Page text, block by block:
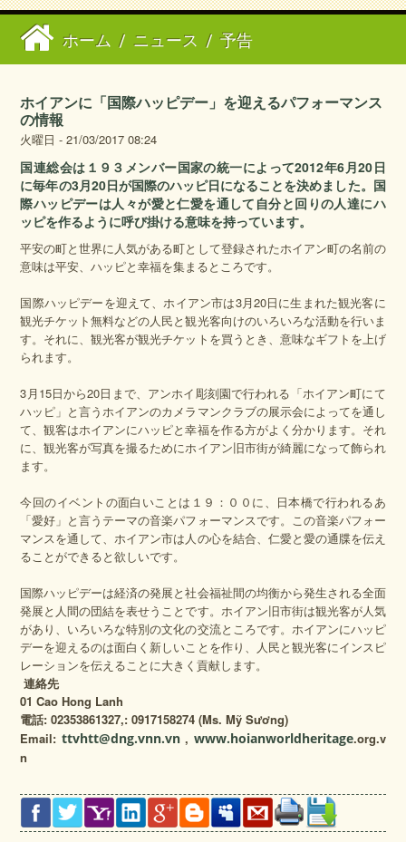
ホーム / ニュース / 予告
ホイアンに「国際ハッピデー」を迎えるパフォーマンス
の情報
火曜日 - 21/03/2017 08:24
国連総会は１９３メンバー国家の統一によって2012年6月20日
に毎年の3月20日が国際のハッピ日になることを決めました。国
際ハッピデーは人々が愛と仁愛を通して自分と回りの人達にハ
ッピを作るように呼び掛ける意味を持っています。
平安の町と世界に人気がある町として登録されたホイアン町の名前の
意味は平安、ハッピと幸福を集まるところです。
国際ハッピデーを迎えて、ホイアン市は3月20日に生まれた観光客に
観光チケット無料などの人民と観光客向けのいろいろな活動を行いま
す。それに、観光客が観光チケットを買うとき、意味なギフトを上げ
られます。
3月15日から20日まで、アンホイ彫刻園で行われる「ホイアン町にて
ハッピ」と言うホイアンのカメラマンクラブの展示会によってを通し
て、観客はホイアンにハッピと幸福を作る方がよく分かります。それ
に、観光客が写真を撮るためにホイアン旧市街が綺麗になって飾られ
ます。
今回のイベントの面白いことは１９：００に、日本橋で行われるあ
「愛好」と言うテーマの音楽パフォーマンスです。この音楽パフォー
マンスを通して、ホイアン市は人の心を結合、仁愛と愛の通牒を伝え
ることができると欲しいです。
国際ハッピデーは経済の発展と社会福祉間の均衡から発生される全面
発展と人間の団結を表せうことです。ホイアン旧市街は観光客が人気
があり、いろいろな特別の文化の交流ところです。ホイアンにハッピ
デーを迎えるのは面白く新しいことを作り、人民と観光客にインスピ
レーションを伝えることに大きく貢献します。
連絡先
01Cao Hong Lanh
電話: 02353861327,: 0917158274 (Ms. Mỹ Sương)
Email: ttvhtt@dng.vnn.vn , www.hoianworldheritage.org.v
n